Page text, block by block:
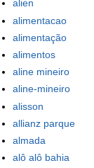
alien
alimentacao
alimentação
alimentos
aline mineiro
aline-mineiro
alisson
allianz parque
almada
alô alô bahia